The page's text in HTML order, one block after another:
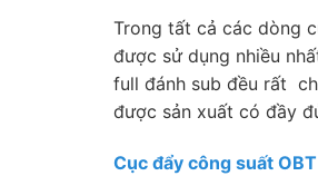
Trong tất cả các dòng
được sử dụng nhiều
full đánh sub đều rất
được sản xuất có đầy
Cục đẩy công suất